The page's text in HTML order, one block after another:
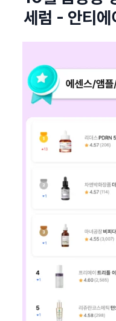
세럼 - 안티